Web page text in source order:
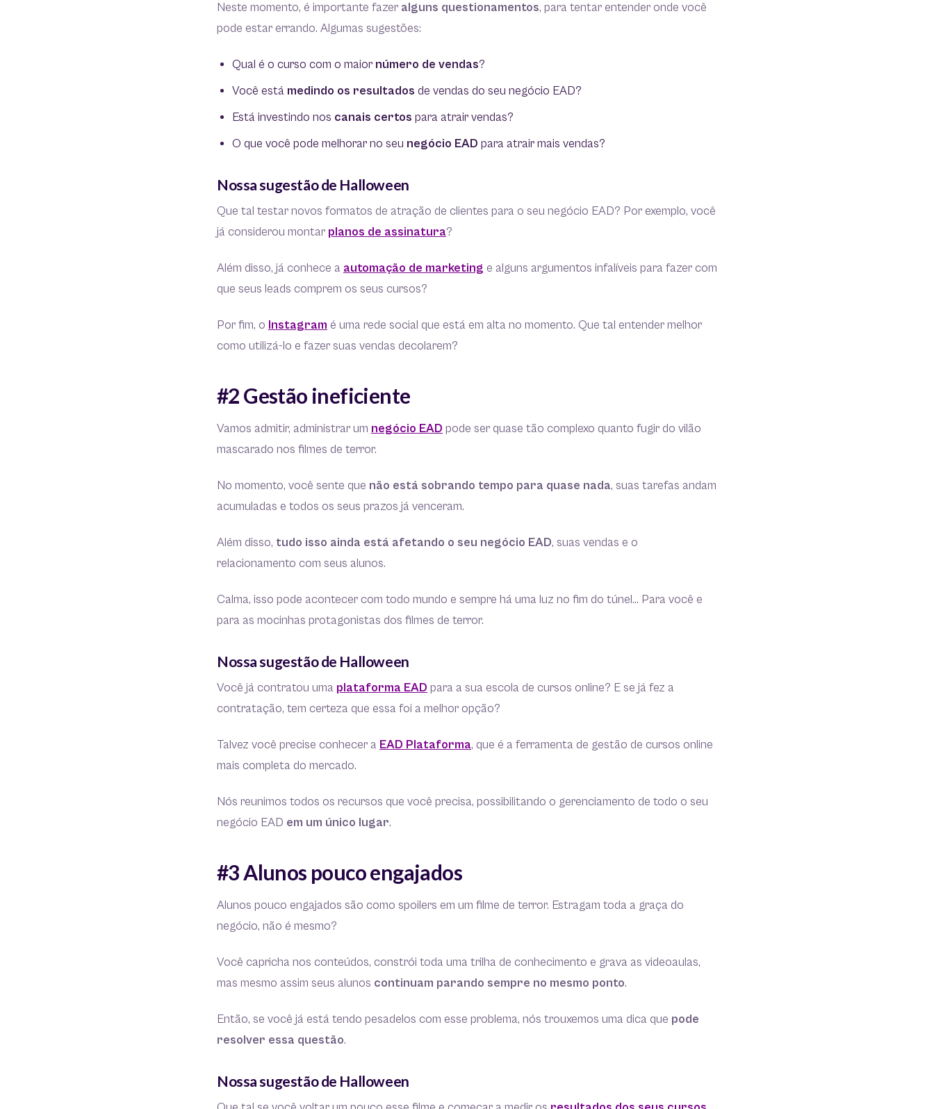
Neste momento, é importante fazer alguns questionamentos, para tentar entender onde você
pode estar errando. Algumas sugestões:
Qual é o curso com o maior número de vendas?
Você está medindo os resultados de vendas do seu negócio EAD?
Está investindo nos canais certos para atrair vendas?
O que você pode melhorar no seu negócio EAD para atrair mais vendas?
Nossa sugestão de Halloween
Que tal testar novos formatos de atração de clientes para o seu negócio EAD? Por exemplo, você
já considerou montar planos de assinatura?
Além disso, já conhece a automação de marketing e alguns argumentos infalíveis para fazer com
que seus leads comprem os seus cursos?
Por fim, o Instagram é uma rede social que está em alta no momento. Que tal entender melhor
como utilizá-lo e fazer suas vendas decolarem?
#2 Gestão ineficiente
Vamos admitir, administrar um negócio EAD pode ser quase tão complexo quanto fugir do vilão
mascarado nos filmes de terror.
No momento, você sente que não está sobrando tempo para quase nada, suas tarefas andam
acumuladas e todos os seus prazos já venceram.
Além disso, tudo isso ainda está afetando o seu negócio EAD, suas vendas e o
relacionamento com seus alunos.
Calma, isso pode acontecer com todo mundo e sempre há uma luz no fim do túnel… Para você e
para as mocinhas protagonistas dos filmes de terror.
Nossa sugestão de Halloween
Você já contratou uma plataforma EAD para a sua escola de cursos online? E se já fez a
contratação, tem certeza que essa foi a melhor opção?
Talvez você precise conhecer a EAD Plataforma, que é a ferramenta de gestão de cursos online
mais completa do mercado.
Nós reunimos todos os recursos que você precisa, possibilitando o gerenciamento de todo o seu
negócio EAD em um único lugar.
#3 Alunos pouco engajados
Alunos pouco engajados são como spoilers em um filme de terror. Estragam toda a graça do
negócio, não é mesmo?
Você capricha nos conteúdos, constrói toda uma trilha de conhecimento e grava as videoaulas,
mas mesmo assim seus alunos continuam parando sempre no mesmo ponto.
Então, se você já está tendo pesadelos com esse problema, nós trouxemos uma dica que pode
resolver essa questão.
Nossa sugestão de Halloween